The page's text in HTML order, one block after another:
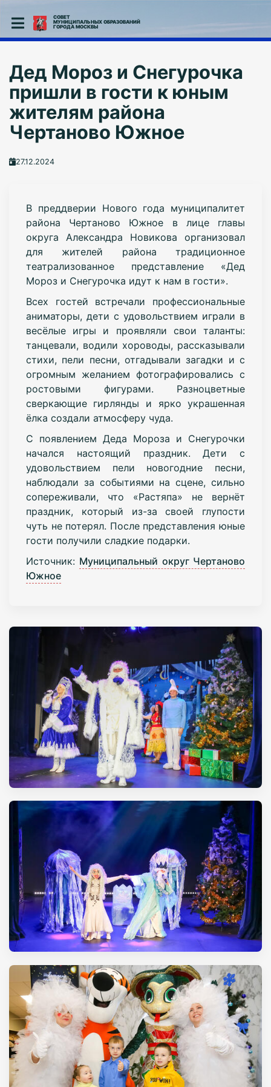
СОВЕТ
МУНИЦИПАЛЬНЫХ ОБРАЗОВАНИЙ
ГОРОДА МОСКВЫ
Дед Мороз и Снегурочка
пришли в гости к юным
жителям района
Чертаново Южное
27.12.2024
В преддверии Нового года муниципалитет
района Чертаново Южное в лице главы
округа Александра Новикова организовал
для жителей района традиционное
театрализованное представление «Дед
Мороз и Снегурочка идут к нам в гости».
Всех гостей встречали профессиональные
аниматоры, дети с удовольствием играли в
весёлые игры и проявляли свои таланты:
танцевали, водили хороводы, рассказывали
стихи, пели песни, отгадывали загадки и с
огромным желанием фотографировались с
ростовыми фигурами. Разноцветные
сверкающие гирлянды и ярко украшенная
ёлка создали атмосферу чуда.
С появлением Деда Мороза и Снегурочки
начался настоящий праздник. Дети с
удовольствием пели новогодние песни,
наблюдали за событиями на сцене, сильно
сопереживали, что «Растяпа» не вернёт
праздник, который из-за своей глупости
чуть не потерял. После представления юные
гости получили сладкие подарки.
Источник: Муниципальный округ Чертаново
Южное